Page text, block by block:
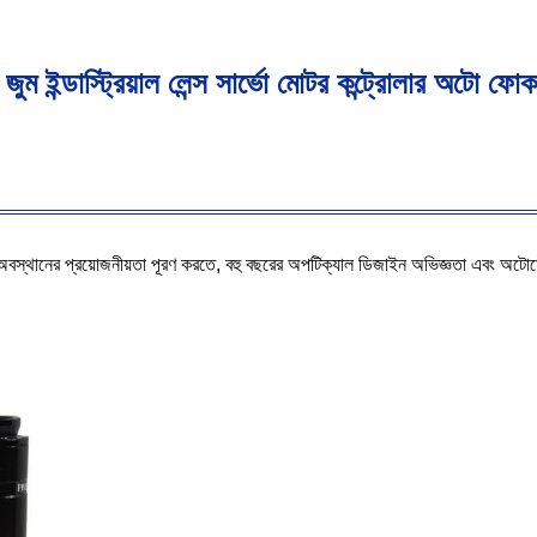
ইন্ডাস্ট্রিয়াল লেন্স সার্ভো মোটর কন্ট্রোলার অটো
অবস্থানের প্রয়োজনীয়তা পূরণ করতে, বহু বছরের অপটিক্যাল ডিজাইন অভিজ্ঞতা এবং